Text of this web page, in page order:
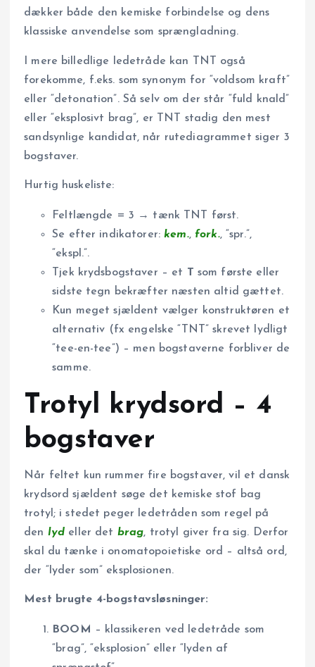
dækker både den kemiske forbindelse og dens
klassiske anvendelse som sprængladning.
I mere billedlige ledetråde kan TNT også
forekomme, f.eks. som synonym for “voldsom kraft”
eller “detonation”. Så selv om der står “fuld knald”
eller “eksplosivt brag”, er TNT stadig den mest
sandsynlige kandidat, når rutediagrammet siger 3
bogstaver.
Hurtig huskeliste:
Feltlængde = 3 → tænk TNT først.
Se efter indikatorer:kem.,fork., “spr.”,
“ekspl.”.
Tjek krydsbogstaver – et T som første eller
sidste tegn bekræfter næsten altid gættet.
Kun meget sjældent vælger konstruktøren et
alternativ (fx engelske “TNT” skrevet lydligt
“tee-en-tee”) – men bogstaverne forbliver de
samme.
Trotyl krydsord – 4
bogstaver
Når feltet kun rummer fire bogstaver, vil et dansk
krydsord sjældent søge det kemiske stof bag
trotyl; i stedet peger ledetråden som regel på
den lyd eller det brag, trotyl giver fra sig. Derfor
skal du tænke i onomatopoietiske ord – altså ord,
der “lyder som” eksplosionen.
Mest brugte 4-bogstavsløsninger:
BOOM
– klassikeren ved ledetråde som
“brag”, “eksplosion” eller “lyden af